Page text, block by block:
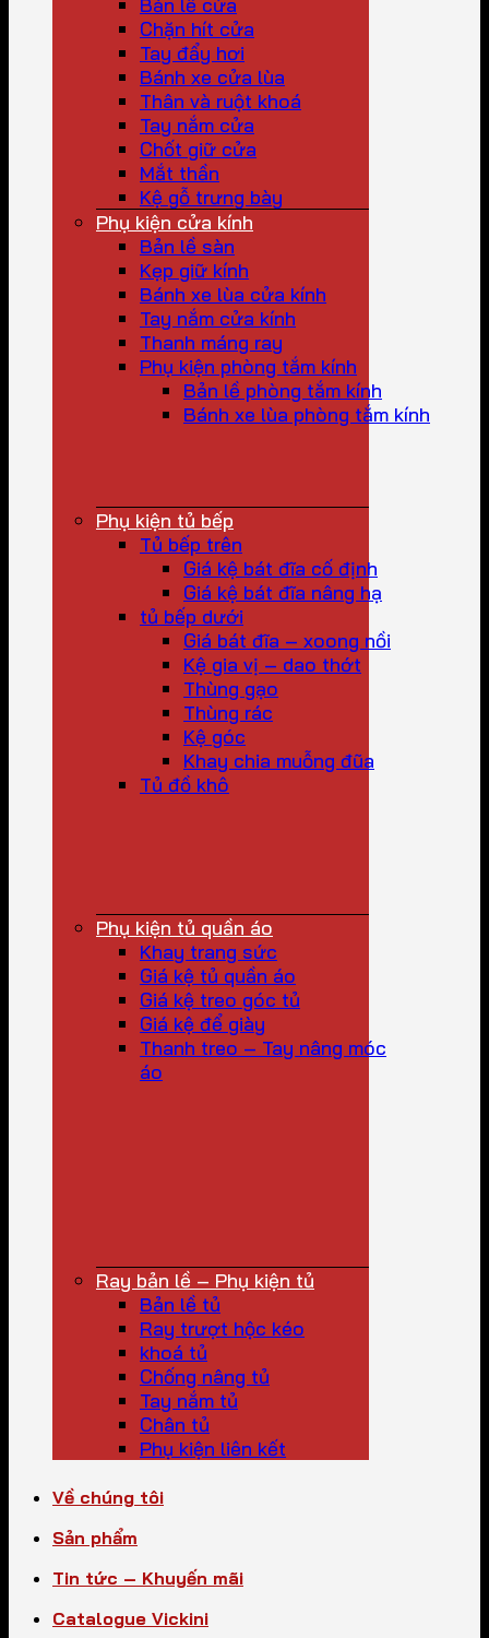
Chặn hít cửa
Tay đẩy hơi
Bánh xe cửa lùa
Thân và ruột khoá
Tay nắm cửa
Chốt giữ cửa
Mắt thần
Kệ gỗ trưng bày
Phụ kiện cửa kính
Bản lề sàn
Kẹp giữ kính
Bánh xe lùa cửa kính
Tay nắm cửa kính
Thanh máng ray
Phụ kiện phòng tắm kính
Bản lề phòng tắm kính
Bánh xe lùa phòng tắm kính
Phụ kiện tủ bếp
Tủ bếp trên
Giá kệ bát đĩa cố định
Giá kệ bát đĩa nâng hạ
tủ bếp dưới
Giá bát đĩa – xoong nồi
Kệ gia vị – dao thớt
Thùng gạo
Thùng rác
Kệ góc
Khay chia muỗng đũa
Tủ đồ khô
Phụ kiện tủ quần áo
Khay trang sức
Giá kệ tủ quần áo
Giá kệ treo góc tủ
Giá kệ để giày
Thanh treo – Tay nâng móc
áo
Ray bản lề – Phụ kiện tủ
Bản lề tủ
Ray trượt hộc kéo
khoá tủ
Chống nâng tủ
Tay nắm tủ
Chân tủ
Phụ kiện liên kết
Về chúng tôi
Sản phẩm
Tin tức – Khuyến mãi
Catalogue Vickini